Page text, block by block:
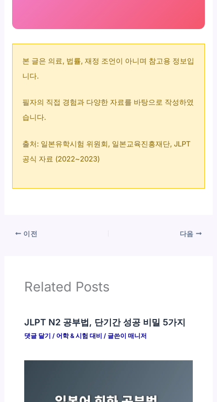
본 글은 의료, 법률, 재정 조언이 아니며 참고용 정보입
니다.
필자의 직접 경험과 다양한 자료를 바탕으로 작성하였
습니다.
출처: 일본유학시험 위원회, 일본교육진흥재단, JLPT
공식 자료 (2022~2023)
이전 다음
Related Posts
JLPT N2 공부법, 단기간 성공 비밀 5가지
댓글 달기 / 어학 & 시험 대비 / 글쓴이 매니저